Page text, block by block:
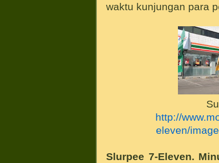
waktu kunjungan para
http://
eleven/
Slurpee 7-Eleven.